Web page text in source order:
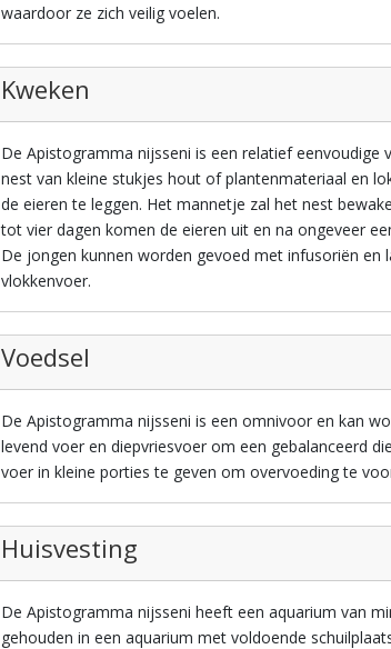
waardoor ze zich veilig voelen.
Kweken
De Apistogramma nijsseni is een relatief
nest van kleine stukjes hout of plantenmateriaal en
de eieren te leggen. Het mannetje zal het nest
tot vier dagen komen de eieren uit en na ongeveer
De jongen kunnen worden gevoed met infusoriën
vlokkenvoer.
Voedsel
De Apistogramma nijsseni is een omnivoor en kan
levend voer en diepvriesvoer om een gebalanceerd
voer in kleine porties te geven om overvoeding te
Huisvesting
De Apistogramma nijsseni heeft een aquarium van
gehouden in een aquarium met voldoende